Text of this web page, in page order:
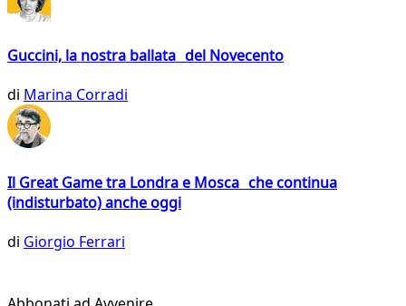
Guccini, la nostra ballata del Novecento
di Marina Corradi
Il Great Game tra Londra e Mosca che continua
(indisturbato) anche oggi
di Giorgio Ferrari